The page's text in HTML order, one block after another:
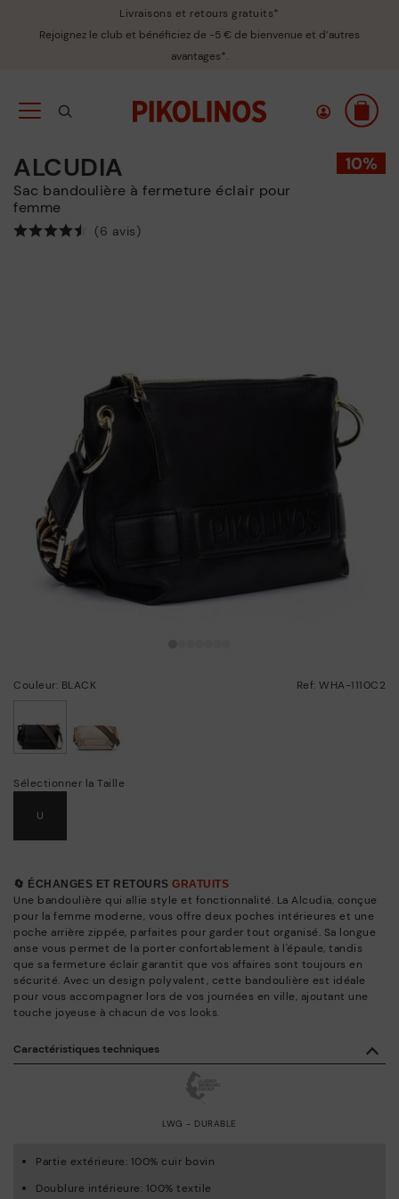
Livraisons et retours gratuits*
Rejoignez le club et bénéficiez de -5 € de bienvenue et d’autres
avantages*.
ALCUDIA
Sac bandoulière à fermeture éclair pour
femme
(6 avis)
Couleur: BLACK Ref: WHA-1110C2
Sélectionner la Taille
U
🔄 ÉCHANGES ET RETOURS GRATUITS
Une bandoulière qui allie style et fonctionnalité. La Alcudia, conçue
pour la femme moderne, vous offre deux poches intérieures et une
poche arrière zippée, parfaites pour garder tout organisé. Sa longue
anse vous permet de la porter confortablement à l'épaule, tandis
que sa fermeture éclair garantit que vos affaires sont toujours en
sécurité. Avec un design polyvalent, cette bandoulière est idéale
pour vous accompagner lors de vos journées en ville, ajoutant une
touche joyeuse à chacun de vos looks.
Caractéristiques techniques
LWG - DURABLE
Partie extérieure: 100% cuir bovin
Doublure intérieure: 100% textile